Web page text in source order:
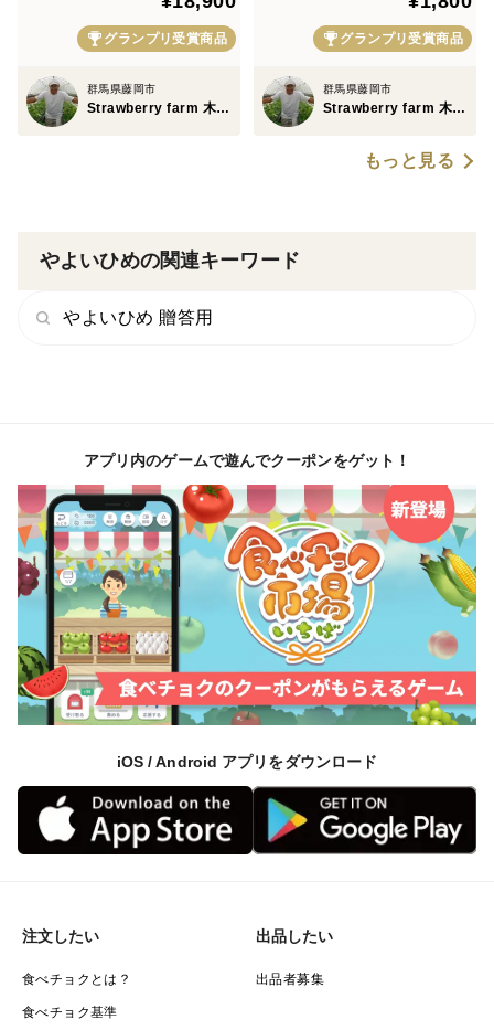
グランプリ受賞商品
群馬県藤岡市
Strawberry farm 木村農園
グランプリ受賞商品
群馬県藤岡市
Strawberry farm 木村農園
もっと見る
やよいひめの関連キーワード
やよいひめ 贈答用
アプリ内のゲームで遊んでクーポンをゲット！
iOS / Android アプリをダウンロード
注文したい
食べチョクとは？
食べチョク基準
出品したい
出品者募集